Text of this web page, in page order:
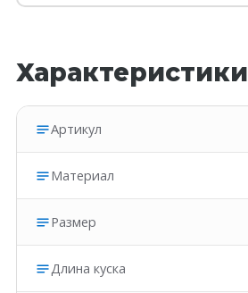
Характеристики
Артикул
Материал
Размер
Длина куска